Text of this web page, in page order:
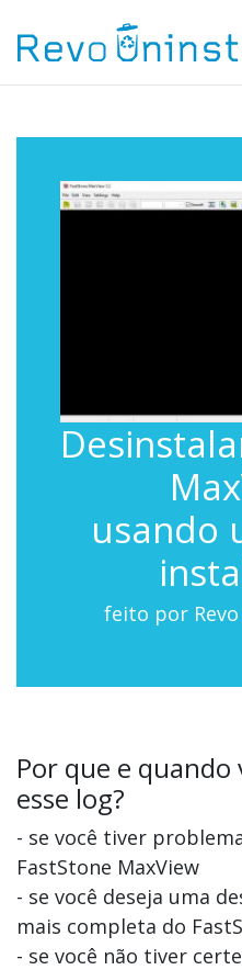
usando
feito por
Por que e quando
esse log?
- se você tiver
FastStone MaxView
- se você deseja uma
mais completa do
- se você não tiver